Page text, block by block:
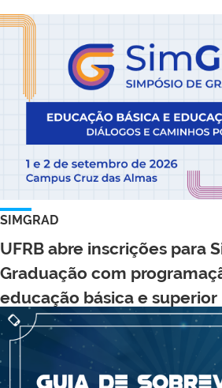
SIMGRAD
UFRB abre inscrições para
Graduação com
educação básica e superior